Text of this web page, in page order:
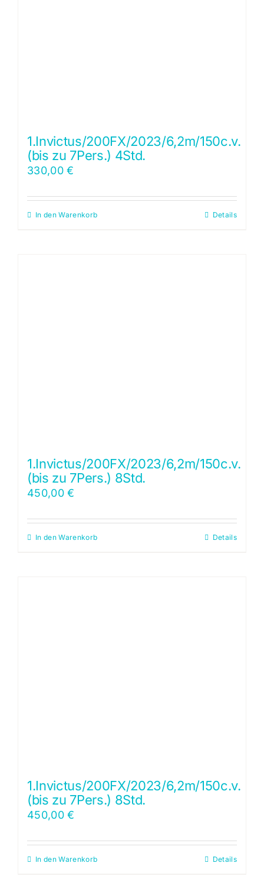
1.Invictus/200FX/2023/6,2m/150c.v.
(bis zu 7Pers.) 4Std.
330,00€
In den Warenkorb Details
1.Invictus/200FX/2023/6,2m/150c.v.
(bis zu 7Pers.) 8Std.
450,00€
In den Warenkorb Details
1.Invictus/200FX/2023/6,2m/150c.v.
(bis zu 7Pers.) 8Std.
450,00€
In den Warenkorb Details